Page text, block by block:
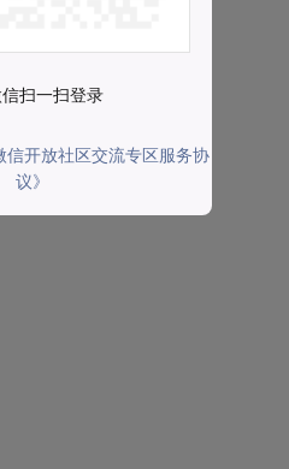
扫一扫登录
信开放社区交流专区服务协
议》